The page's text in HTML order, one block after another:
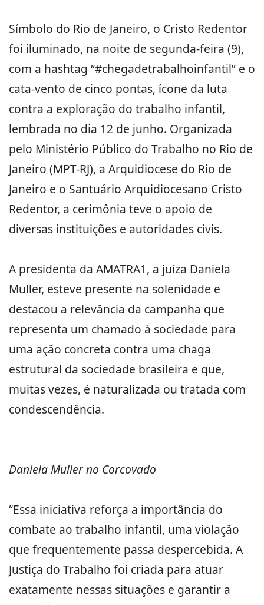
Símbolo do Rio de Janeiro, o Cristo Redentor
foi iluminado, na noite de segunda-feira (9),
com a hashtag “#chegadetrabalhoinfantil” e o
cata-vento de cinco pontas, ícone da luta
contra a exploração do trabalho infantil,
lembrada no dia 12 de junho. Organizada
pelo Ministério Público do Trabalho no Rio de
Janeiro (MPT-RJ), a Arquidiocese do Rio de
Janeiro e o Santuário Arquidiocesano Cristo
Redentor, a cerimônia teve o apoio de
diversas instituições e autoridades civis.
A presidenta da AMATRA1, a juíza Daniela
Muller, esteve presente na solenidade e
destacou a relevância da campanha que
representa um chamado à sociedade para
uma ação concreta contra uma chaga
estrutural da sociedade brasileira e que,
muitas vezes, é naturalizada ou tratada com
condescendência.
Daniela Muller no Corcovado
“Essa iniciativa reforça a importância do
combate ao trabalho infantil, uma violação
que frequentemente passa despercebida. A
Justiça do Trabalho foi criada para atuar
exatamente nessas situações e garantir a